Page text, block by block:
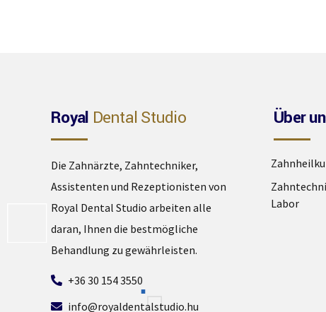
Royal Dental Studio
Die Zahnärzte, Zahntechniker,
Assistenten und Rezeptionisten von
Royal Dental Studio arbeiten alle
daran, Ihnen die bestmögliche
Behandlung zu gewährleisten.
+36 30 154 3550
info@royaldentalstudio.hu
Über
Labor